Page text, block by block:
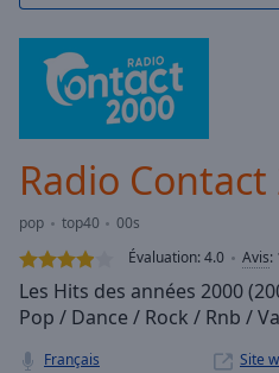
Skip
Skip
Forward
Loaded:
0.00%
Stream
TypeLIVE
live,
Radio Contact
pop top40
00s
Évaluation:4.0 Avis:
Les Hits des années 2000
Pop / Dance / Rock / Rnb /
Français Site